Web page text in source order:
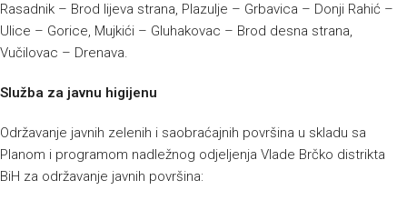
Rasadnik – Brod lijeva strana, Plazulje – Grbavica – Donji Rahić –
Ulice – Gorice, Mujkići – Gluhakovac – Brod desna strana,
Vučilovac – Drenava.
Služba za javnu higijenu
Održavanje javnih zelenih i saobraćajnih površina u skladu sa
Planom i programom nadležnog odjeljenja Vlade Brčko distrikta
BiH za održavanje javnih površina: